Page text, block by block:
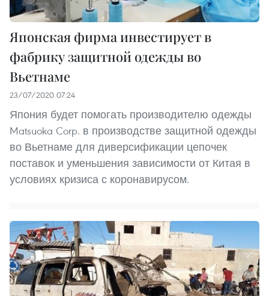
Японская фирма инвестирует в
фабрику защитной одежды во
Вьетнаме
23/07/2020 07:24
Япония будет помогать производителю одежды
Matsuoka Corp. в производстве защитной одежды
во Вьетнаме для диверсификации цепочек
поставок и уменьшения зависимости от Китая в
условиях кризиса с коронавирусом.